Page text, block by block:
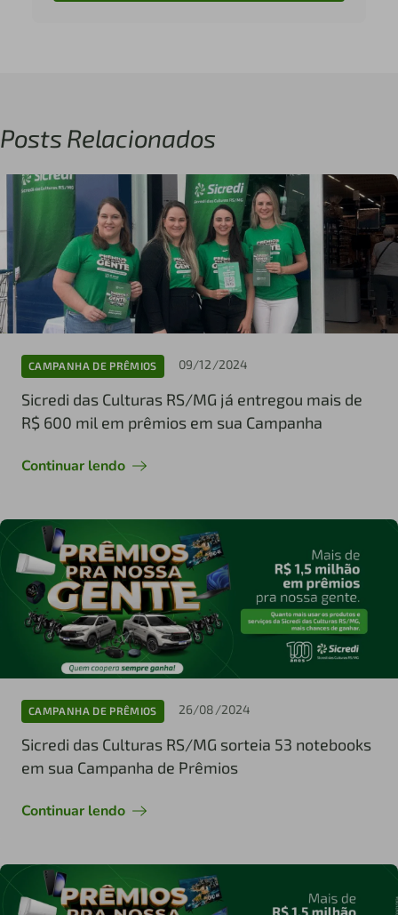
Posts Relacionados
CAMPANHA DE PRÊMIOS 09/12/2024
Sicredi das Culturas RS/MG já entregou mais de
R$ 600 mil em prêmios em sua Campanha
Continuar lendo
CAMPANHA DE PRÊMIOS 26/08/2024
Sicredi das Culturas RS/MG sorteia 53 notebooks
em sua Campanha de Prêmios
Continuar lendo